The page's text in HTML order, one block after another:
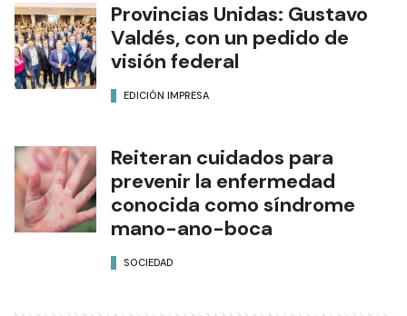
Provincias Unidas: Gustavo
Valdés, con un pedido de
visión federal
EDICIÓN IMPRESA
Reiteran cuidados para
prevenir la enfermedad
conocida como síndrome
mano-ano-boca
SOCIEDAD